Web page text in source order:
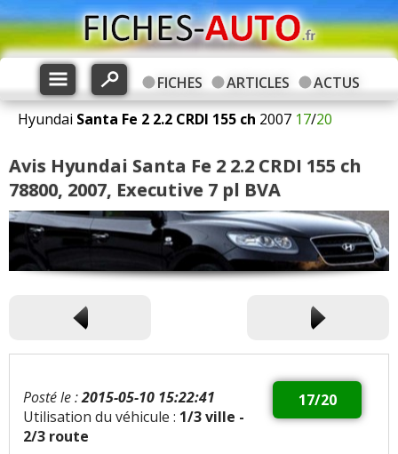
FICHES ARTICLES
ACTUS
Hyundai Santa Fe 2 2.2 CRDI 155 ch 2007 17/20
Avis Hyundai Santa Fe 2 2.2 CRDI 155 ch
78800, 2007, Executive 7 pl BVA
17/20
Posté le :2015-05-10 15:22:41
Utilisation du véhicule : 1/3 ville -
2/3 route